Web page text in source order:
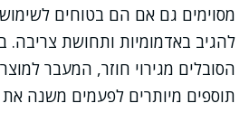
מסוימים גם אם הם בטוחים
להגיב באדמומיות ותחושת
הסובלים מגירוי חוזר, המעבר
תוספים מיותרים לפעמים משנה